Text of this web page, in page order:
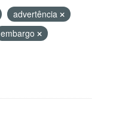
advertência
embargo